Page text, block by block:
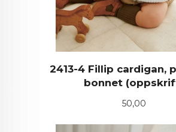
2413-4 Fillip cardigan,
bonnet
Pris
50,00